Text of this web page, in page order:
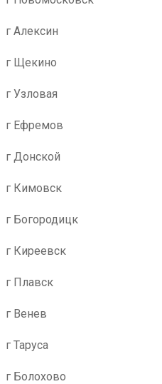
г Алексин
г Щекино
г Узловая
г Ефремов
г Донской
г Кимовск
г Богородицк
г Киреевск
г Плавск
г Венев
г Таруса
г Болохово